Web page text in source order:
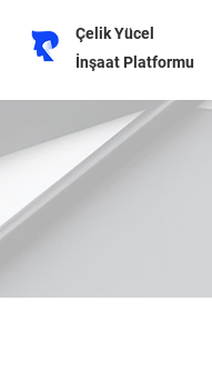
Çelik Yücel
İnşaat Platformu